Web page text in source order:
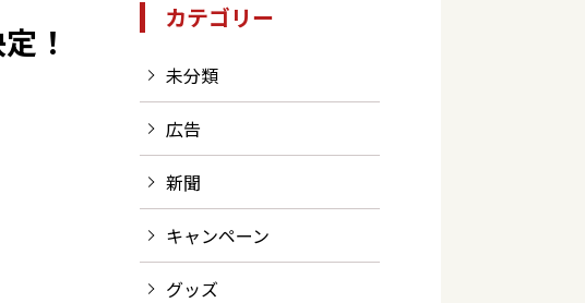
！
カテゴリー
未分類
広告
新聞
キャンペーン
グッズ